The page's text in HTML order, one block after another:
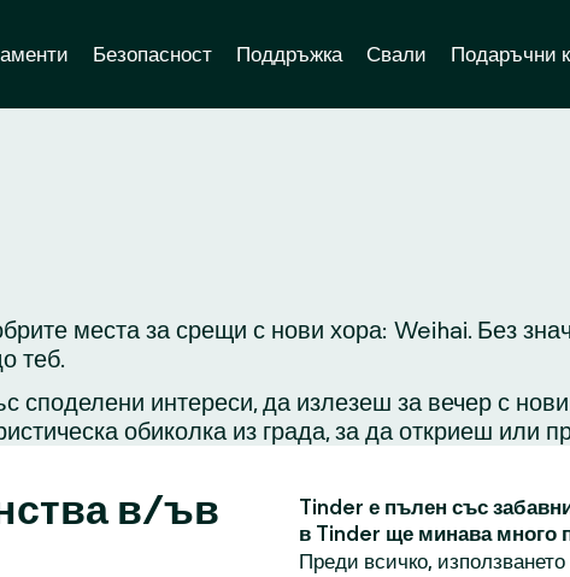
Безопасност Поддръжка Свали Подаръчни
места за срещи с нови хора: Weihai. Без
теб.
интереси, да излезеш за вечер с
обиколка из града, за да откриеш или
в/ъв
Tinder е пълен със
в Tinder ще минава много
Преди всичко,